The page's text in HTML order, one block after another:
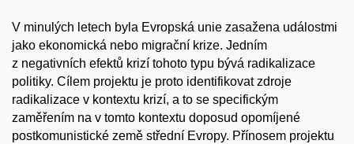
V minulých letech byla Evropská unie zasažena událostmi
jako ekonomická nebo migrační krize. Jedním
z negativních efektů krizí tohoto typu bývá radikalizace
politiky. Cílem projektu je proto identifikovat zdroje
radikalizace v kontextu krizí, a to se specifickým
zaměřením na v tomto kontextu doposud opomíjené
postkomunistické země střední Evropy. Přínosem projektu